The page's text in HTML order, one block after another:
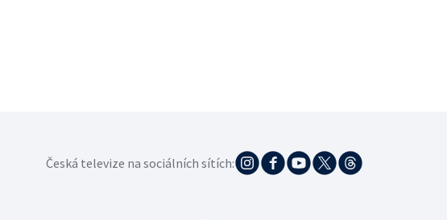
Česká televize na sociálních sítích: